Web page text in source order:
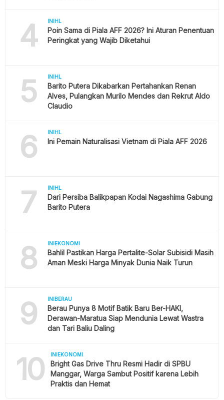
4 INIHL
Poin Sama di Piala AFF 2026? Ini Aturan Penentuan
Peringkat yang Wajib Diketahui
5 INIHL
Barito Putera Dikabarkan Pertahankan Renan
Alves, Pulangkan Murilo Mendes dan Rekrut Aldo
Claudio
6 INIHL
Ini Pemain Naturalisasi Vietnam di Piala AFF 2026
7 INIHL
Dari Persiba Balikpapan Kodai Nagashima Gabung
Barito Putera
8 INIEKONOMI
Bahlil Pastikan Harga Pertalite-Solar Subisidi Masih
Aman Meski Harga Minyak Dunia Naik Turun
9 INIBERAU
Berau Punya 8 Motif Batik Baru Ber-HAKI,
Derawan-Maratua Siap Mendunia Lewat Wastra
dan Tari Baliu Daling
10 INIEKONOMI
Bright Gas Drive Thru Resmi Hadir di SPBU
Manggar, Warga Sambut Positif karena Lebih
Praktis dan Hemat